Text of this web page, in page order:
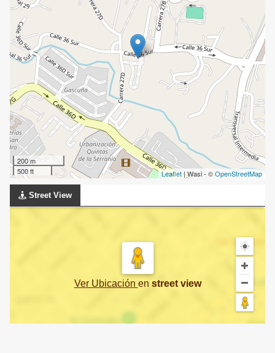
200 m
500 ft
Leaflet| Wasi - ©OpenStreetMap
Street View
Ver Ubicación en street view